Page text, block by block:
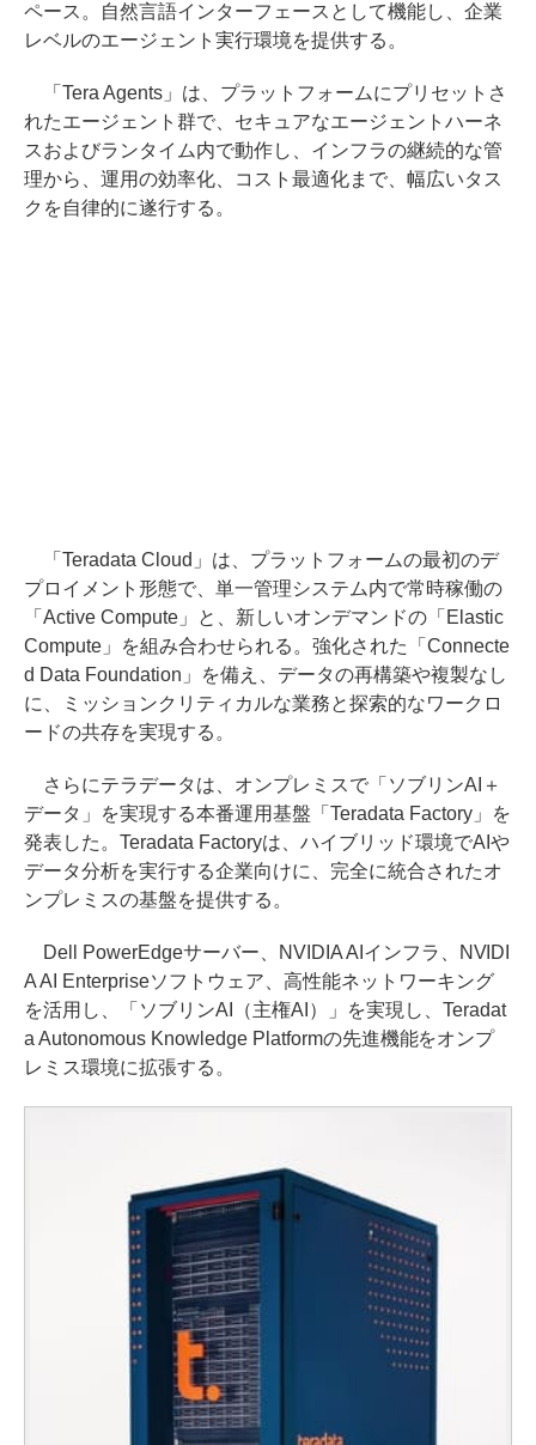
ペース。自然言語インターフェースとして機能し、企業
レベルのエージェント実行環境を提供する。
「Tera Agents」は、プラットフォームにプリセットさ
れたエージェント群で、セキュアなエージェントハーネ
スおよびランタイム内で動作し、インフラの継続的な管
理から、運用の効率化、コスト最適化まで、幅広いタス
クを自律的に遂行する。
「Teradata Cloud」は、プラットフォームの最初のデ
プロイメント形態で、単一管理システム内で常時稼働の
「Active Compute」と、新しいオンデマンドの「Elastic
Compute」を組み合わせられる。強化された「Connecte
d Data Foundation」を備え、データの再構築や複製なし
に、ミッションクリティカルな業務と探索的なワークロ
ードの共存を実現する。
さらにテラデータは、オンプレミスで「ソブリンAI＋
データ」を実現する本番運用基盤「Teradata Factory」を
発表した。Teradata Factoryは、ハイブリッド環境でAIや
データ分析を実行する企業向けに、完全に統合されたオ
ンプレミスの基盤を提供する。
Dell PowerEdgeサーバー、NVIDIA AIインフラ、NVIDI
A AI Enterpriseソフトウェア、高性能ネットワーキング
を活用し、「ソブリンAI（主権AI）」を実現し、Teradat
a Autonomous Knowledge Platformの先進機能をオンプ
レミス環境に拡張する。